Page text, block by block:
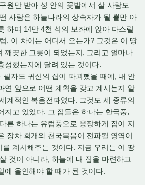
원만 받아 성 안의 꽃밭에서 살 사람도
사람은 하늘나라의 상속자가 될 뿔만 아
하며 14만 4천 석의 보좌에 앉아 다스릴
, 이 차이는 어디서 오는가? 그것은 이 땅
깨끗한 그릇이 되었는지, 그리고 얼마나
성했는지에 달려 있는 것이다.
필자도 귀신의 집이 파괴했을 때에, 내 안
연 앞으로 어떤 계획을 갖고 계시는지 알
계적인 복음전파였다. 그것도 세 종류의
지고 있었다. 그 집들은 하나는 한국풍,
른 하나는 유럽풍으로 웅장하게 집이 지
장차 회개와 천국복음이 전파될 영역이
를 계시해주는 것이다. 지금 우리는 이 땅
것이 아니라, 하늘에 내 집을 마련하고
에 올인해야 할 때가 된 것이다.